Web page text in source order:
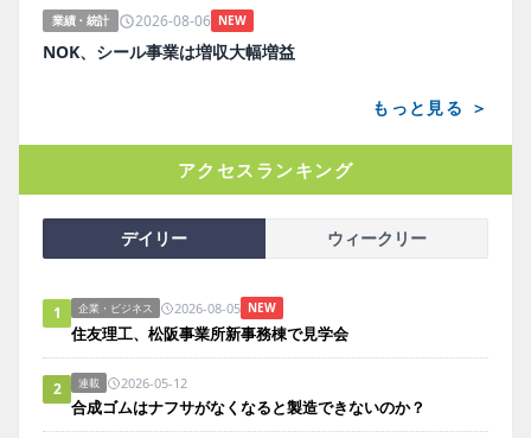
業績・統計 2026-08-06 NEW
NOK、シール事業は増収大幅増益
もっと見る ＞
アクセスランキング
デイリー ウィークリー
1 企業・ビジネス 2026-08-05 NEW
住友理工、松阪事業所新事務棟で見学会
2 連載 2026-05-12
合成ゴムはナフサがなくなると製造できないのか？